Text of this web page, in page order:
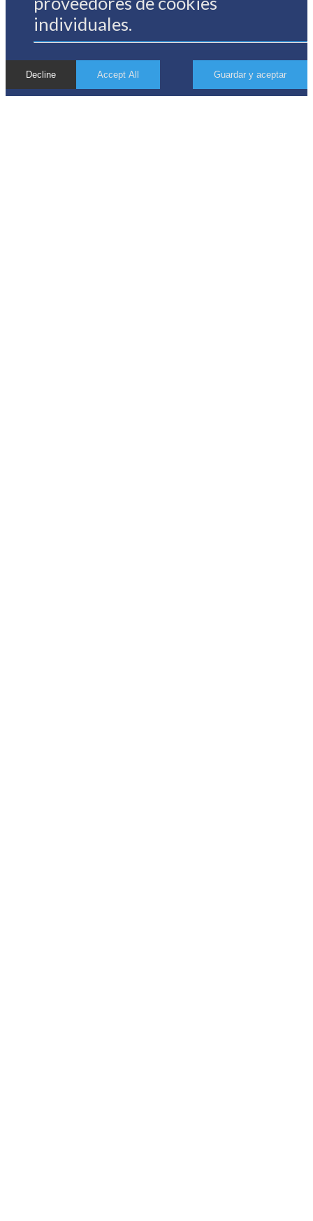
individuales.
Decline Accept All Guardar y aceptar